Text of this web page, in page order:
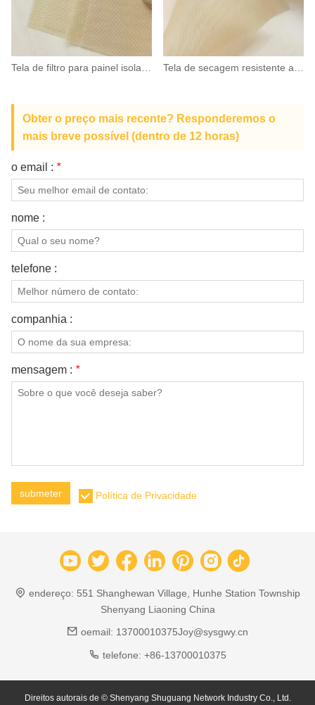
Obter o preço mais recente? Responderemos o
mais breve possível (dentro de 12 horas)
o email : *
nome :
telefone :
companhia :
mensagem : *
submeter Política de Privacidade
endereço: 551 Shanghewan Village, Hunhe Station Township
Shenyang Liaoning China
oemail: 13700010375Joy@sysgwy.cn
telefone: +86-13700010375
Direitos autorais de © Shenyang Shuguang Network Industry Co., Ltd.